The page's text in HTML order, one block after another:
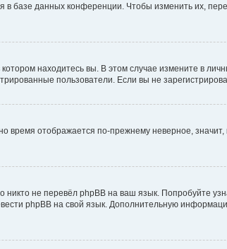
в базе данных конференции. Чтобы изменить их,
находитесь вы. В этом случае измените в
пользователи. Если вы не
время отображается по-прежнему неверное,
не перевёл phpBB на ваш язык. Попробуйте
phpBB на свой язык. Дополнительную